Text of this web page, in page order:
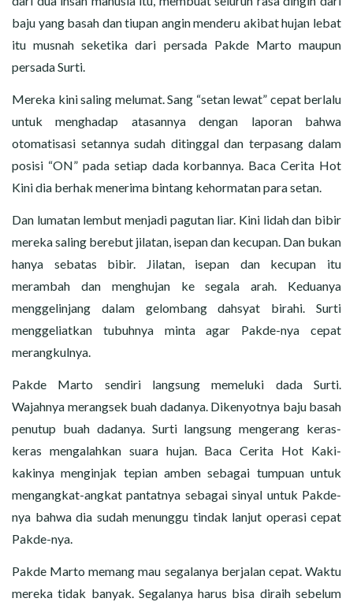
baju yang basah dan tiupan angin menderu akibat hujan lebat
itu musnah seketika dari persada Pakde Marto maupun
persada Surti.
Mereka kini saling melumat. Sang “setan lewat” cepat berlalu
untuk menghadap atasannya dengan laporan bahwa
otomatisasi setannya sudah ditinggal dan terpasang dalam
posisi “ON” pada setiap dada korbannya. Baca Cerita Hot
Kini dia berhak menerima bintang kehormatan para setan.
Dan lumatan lembut menjadi pagutan liar. Kini lidah dan bibir
mereka saling berebut jilatan, isepan dan kecupan. Dan bukan
hanya sebatas bibir. Jilatan, isepan dan kecupan itu
merambah dan menghujan ke segala arah. Keduanya
menggelinjang dalam gelombang dahsyat birahi. Surti
menggeliatkan tubuhnya minta agar Pakde-nya cepat
merangkulnya.
Pakde Marto sendiri langsung memeluki dada Surti.
Wajahnya merangsek buah dadanya. Dikenyotnya baju basah
penutup buah dadanya. Surti langsung mengerang keras-
keras mengalahkan suara hujan. Baca Cerita Hot Kaki-
kakinya menginjak tepian amben sebagai tumpuan untuk
mengangkat-angkat pantatnya sebagai sinyal untuk Pakde-
nya bahwa dia sudah menunggu tindak lanjut operasi cepat
Pakde-nya.
Pakde Marto memang mau segalanya berjalan cepat. Waktu
mereka tidak banyak. Segalanya harus bisa diraih sebelum